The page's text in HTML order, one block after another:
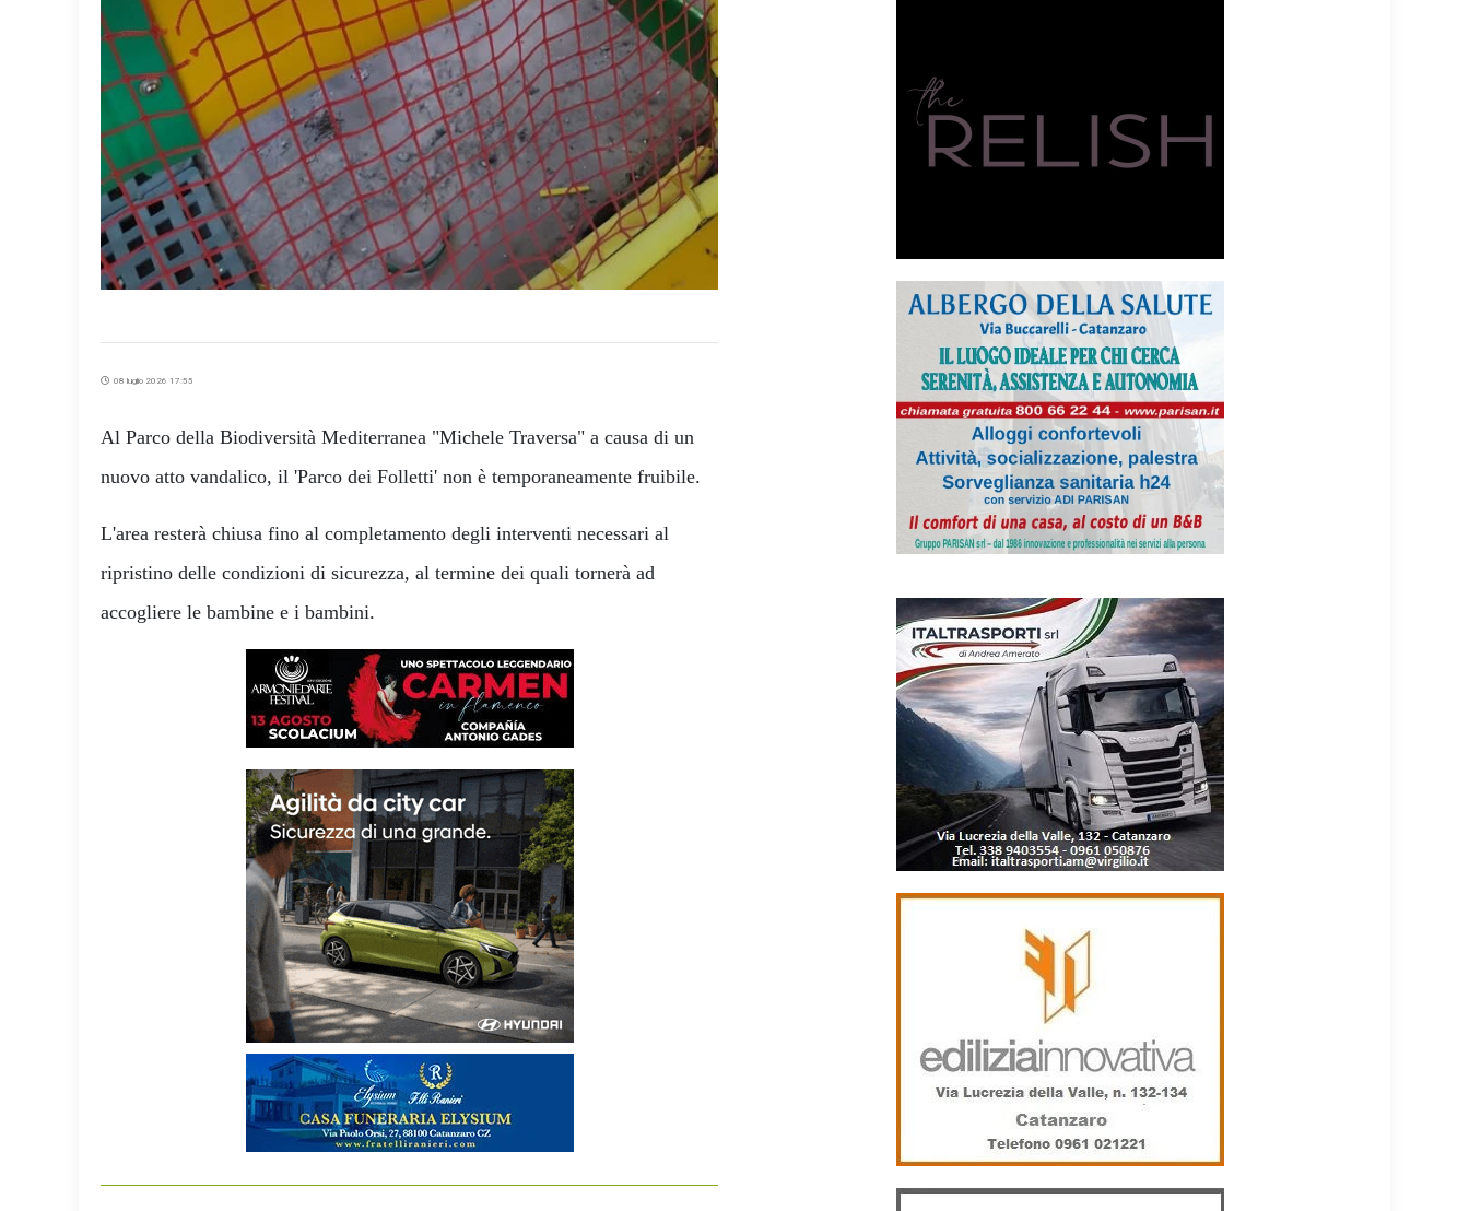
08 luglio 2026 17:55
Al Parco della Biodiversità Mediterranea "Michele Traversa" a causa di un
nuovo atto vandalico, il 'Parco dei Folletti' non è temporaneamente fruibile.
L'area resterà chiusa fino al completamento degli interventi necessari al
ripristino delle condizioni di sicurezza, al termine dei quali tornerà ad
accogliere le bambine e i bambini.